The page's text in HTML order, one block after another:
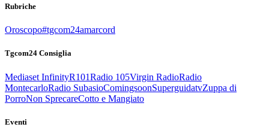
Rubriche
Oroscopo#tgcom24amarcord
Tgcom24 Consiglia
Mediaset InfinityR101Radio 105Virgin RadioRadio
MontecarloRadio SubasioComingsoonSuperguidatvZuppa di
PorroNon SprecareCotto e Mangiato
Eventi